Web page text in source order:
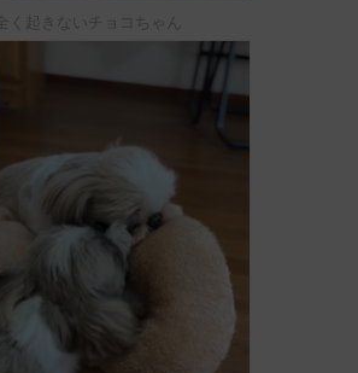
く起きないチョコちゃん